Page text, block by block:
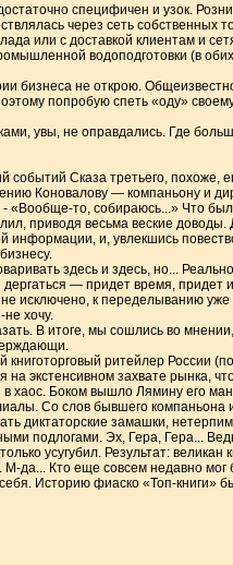
специфичен и узок.
через сеть собственных
или с доставкой клиентам и
водоподготовки (в
бизнеса не открою.
попробую спеть «оду»
увы, не оправдались. Где
Сказа третьего, похоже,
Коновалову — компаньону и
«Вообще-то, собираюсь...» Что
приводя весьма веские доводы.
и, увлекшись
здесь и здесь, но...
— придет время, придет
исключено, к переделыванию
хочу.
В итоге, мы сошлись во
книготорговый ритейлер России
экстенсивном захвате рынка,
хаос. Боком вышло Лямину его
Со слов бывшего компаньона
диктаторские замашки,
подлогами. Эх, Гера, Гера...
усугубил. Результат: великан
М-да... Кто еще совсем недавно
Историю фиаско «Топ-книги»